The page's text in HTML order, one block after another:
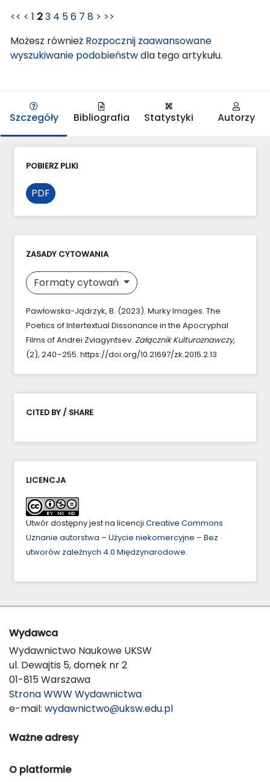
<< < 1 23 4 56 7 8 > >>
Możesz również Rozpocznij zaawansowane
wyszukiwanie podobieństwdla tego artykułu.
Szczegóły Bibliografia Statystyki Autorzy
POBIERZ PLIKI
PDF
ZASADY CYTOWANIA
Formaty cytowań
Pawłowska-Jądrzyk, B. (2023). Murky Images. The
Poetics of Intertextual Dissonance in the Apocryphal
Films of Andrei Zviagyntsev. Załącznik Kulturoznawczy,
(2), 240–255. https://doi.org/10.21697/zk.2015.2.13
CITED BY / SHARE
LICENCJA
Utwór dostępny jest na licencji Creative Commons
Uznanie autorstwa – Użycie niekomercyjne – Bez
utworów zależnych 4.0 Międzynarodowe.
Wydawca
Wydawnictwo Naukowe UKSW
ul. Dewajtis 5, domek nr 2
01-815 Warszawa
Strona WWW Wydawnictwa
e-mail: wydawnictwo@uksw.edu.pl
Ważne adresy
O platformie